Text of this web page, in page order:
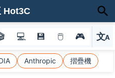
💻 💾 🖱 🎮 文A
選
Anthropic 摺疊機
Hot3C